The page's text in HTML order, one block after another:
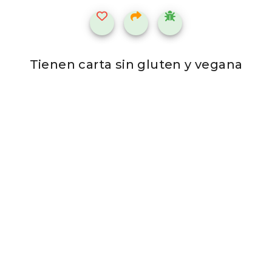
Tienen carta sin gluten y vegana